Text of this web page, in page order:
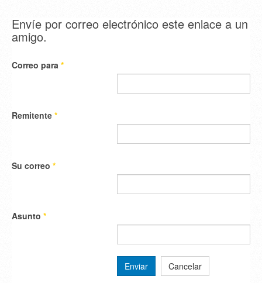
Envíe por correo electrónico este enlace a un
amigo.
Correo para *
Remitente *
Su correo *
Asunto *
Enviar Cancelar